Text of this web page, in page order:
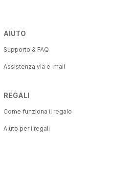
AIUTO
Supporto & FAQ
Assistenza via e-mail
REGALI
Come funziona il regalo
Aiuto per i regali